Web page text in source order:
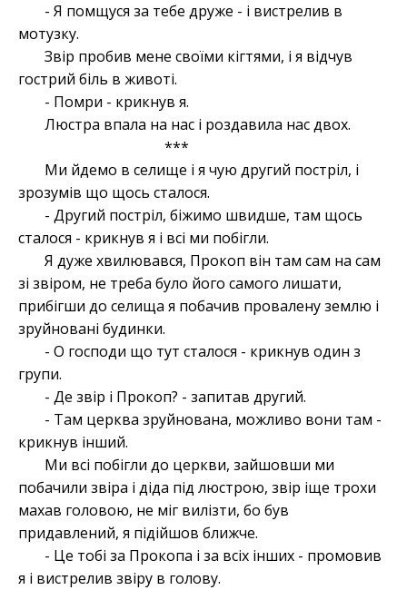
- Я помщуся за тебе друже - і вистрелив в
мотузку.
Звір пробив мене своїми кігтями, і я відчув
гострий біль в животі.
- Помри - крикнув я.
Люстра впала на нас і роздавила нас двох.
***
Ми йдемо в селище і я чую другий постріл, і
зрозумів що щось сталося.
- Другий постріл, біжимо швидше, там щось
сталося - крикнув я і всі ми побігли.
Я дуже хвилювався, Прокоп він там сам на сам
зі звіром, не треба було його самого лишати,
прибігши до селища я побачив провалену землю і
зруйновані будинки.
- О господи що тут сталося - крикнув один з
групи.
- Де звір і Прокоп? - запитав другий.
- Там церква зруйнована, можливо вони там -
крикнув інший.
Ми всі побігли до церкви, зайшовши ми
побачили звіра і діда під люстрою, звір іще трохи
махав головою, не міг вилізти, бо був
придавлений, я підійшов ближче.
- Це тобі за Прокопа і за всіх інших - промовив
я і вистрелив звіру в голову.